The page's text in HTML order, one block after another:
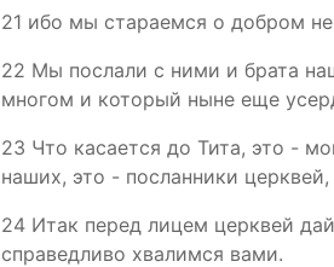
21 ибо мы стараемся о добром
22 Мы послали с ними и брата
многом и который ныне еще
23 Что касается до Тита, это -
наших, это - посланники
24 Итак перед лицем церквей
справедливо хвалимся вами.